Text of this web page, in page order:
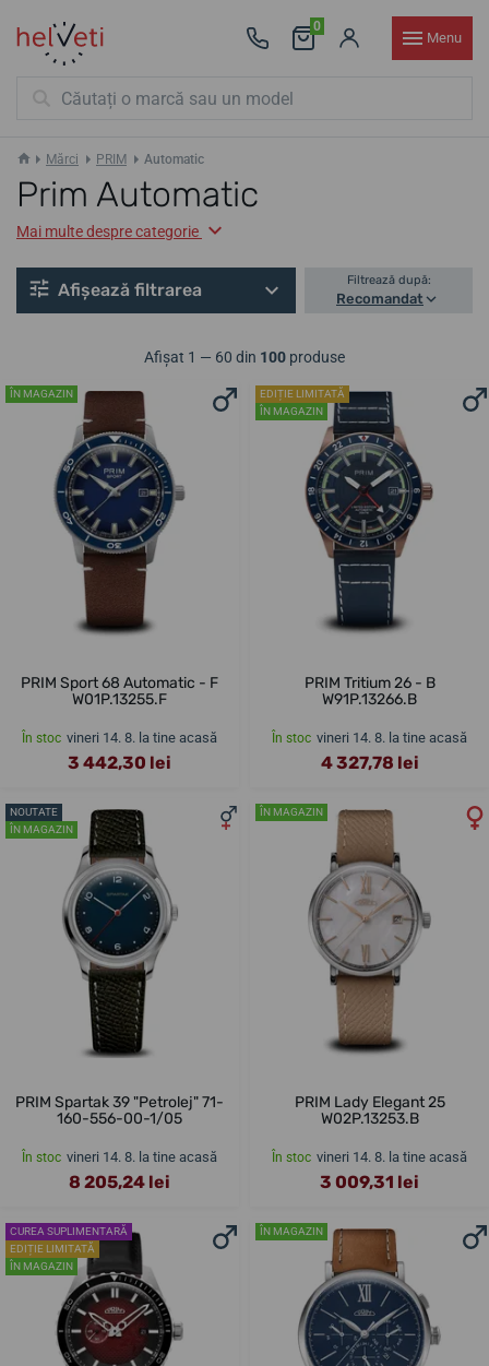
0
Menu
Mărci PRIM Automatic
Prim Automatic
Mai multe despre categorie
Afișează filtrarea Filtrează după:
Recomandat
Afișat 1 — 60 din 100 produse
ÎN MAGAZIN
PRIM Sport 68 Automatic - F
W01P.13255.F
În stoc vineri 14. 8. la tine acasă
3 442,30 lei
EDIȚIE LIMITATĂ
ÎN MAGAZIN
PRIM Tritium 26 - B
W91P.13266.B
În stoc vineri 14. 8. la tine acasă
4 327,78 lei
NOUTATE
ÎN MAGAZIN
PRIM Spartak 39 "Petrolej" 71-
160-556-00-1/05
În stoc vineri 14. 8. la tine acasă
8 205,24 lei
ÎN MAGAZIN
PRIM Lady Elegant 25
W02P.13253.B
În stoc vineri 14. 8. la tine acasă
3 009,31 lei
CUREA SUPLIMENTARĂ
EDIȚIE LIMITATĂ
ÎN MAGAZIN
ÎN MAGAZIN